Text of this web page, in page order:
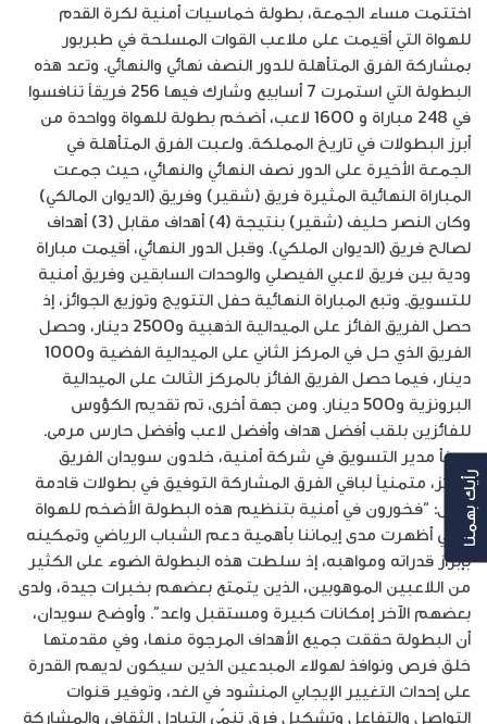
اختتمت مساء الجمعة، بطولة خماسيات أمنية لكرة القدم
للهواة التي أقيمت على ملاعب القوات المسلحة في طبربور
بمشاركة الفرق المتأهلة للدور النصف نهائي والنهائي. وتعد هذه
البطولة التي استمرت 7 أسابيع وشارك فيها 256 فريقاً تنافسوا
في 248 مباراة و 1600 لاعب، أضخم بطولة للهواة وواحدة من
أبرز البطولات في تاريخ المملكة. ولعبت الفرق المتأهلة في
الجمعة الأخيرة على الدور نصف النهائي والنهائي، حيث جمعت
المباراة النهائية المثيرة فريق (شقير) وفريق (الديوان المالكي)
وكان النصر حليف (شقير) بنتيجة (4) أهداف مقابل (3) أهداف
لصالح فريق (الديوان الملكي). وقبل الدور النهائي، أقيمت مباراة
ودية بين فريق لاعبي الفيصلي والوحدات السابقين وفريق أمنية
للتسويق. وتبع المباراة النهائية حفل التتويج وتوزيع الجوائز، إذ
حصل الفريق الفائز على الميدالية الذهبية و2500 دينار، وحصل
الفريق الذي حل في المركز الثاني على الميدالية الفضية و1000
دينار، فيما حصل الفريق الفائز بالمركز الثالث على الميدالية
البرونزية و500 دينار. ومن جهة أخرى، تم تقديم الكؤوس
للفائزين بلقب أفضل هداف وأفضل لاعب وأفضل حارس مرمى.
وهنأ مدير التسويق في شركة أمنية، خلدون سويدان الفريق
الفائز، متمنياً لباقي الفرق المشاركة التوفيق في بطولات قادمة
وقال: “فخورون في أمنية بتنظيم هذه البطولة الأضخم للهواة
والتي أظهرت مدى إيماننا بأهمية دعم الشباب الرياضي وتمكينه
بإبراز قدراته ومواهبه، إذ سلطت هذه البطولة الضوء على الكثير
من اللاعبين الموهوبين، الذين يتمتع بعضهم بخبرات جيدة، ولدى
بعضهم الآخر إمكانات كبيرة ومستقبل واعد”. وأوضح سويدان،
أن البطولة حققت جميع الأهداف المرجوة منها، وفي مقدمتها
خلق فرص ونوافذ لهولاء المبدعين الذين سيكون لديهم القدرة
على إحداث التغيير الإيجابي المنشود في الغد، وتوفير قنوات
التواصل والتفاعل وتشكيل فرق تنمّي التبادل الثقافي والمشاركة
رأيك بهمنا